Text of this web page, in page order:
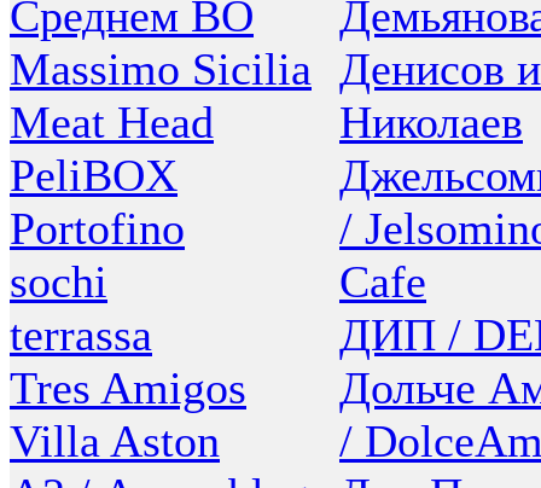
Среднем ВО
Massimo Sicilia
Meat Head
PeliBOX
Portofino
sochi
terrassa
Tres Amigos
Villa Aston
Денисов и
Николаев
/
Cafe
ДИП /
Дольче
/